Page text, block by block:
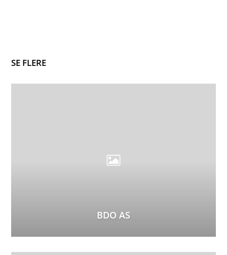
SE FLERE
BDO AS